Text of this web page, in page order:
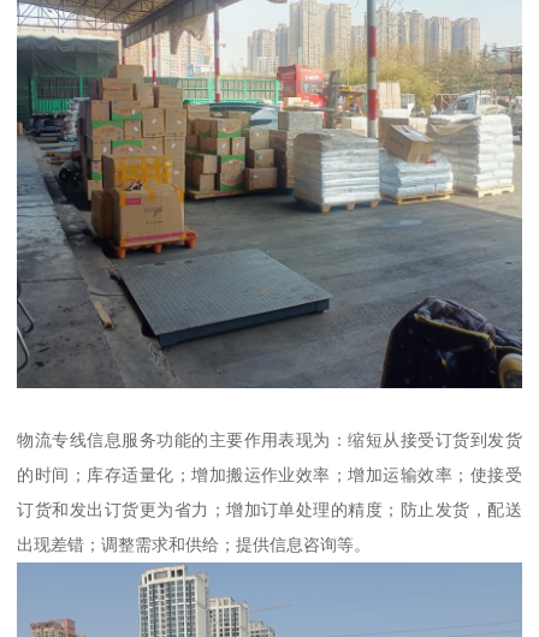
物流专线信息服务功能的主要作用表现为：缩短从接受订货到发货
的时间；库存适量化；增加搬运作业效率；增加运输效率；使接受
订货和发出订货更为省力；增加订单处理的精度；防止发货，配送
出现差错；调整需求和供给；提供信息咨询等。